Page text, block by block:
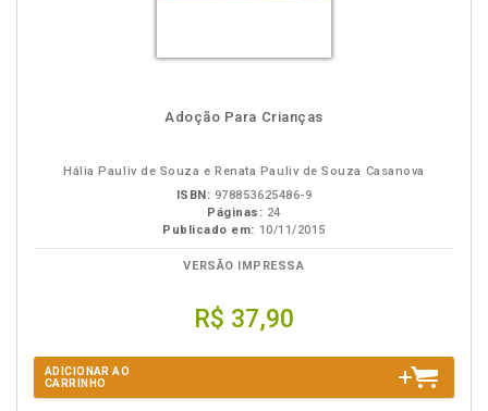
Adoção Para Crianças
Hália Pauliv de Souza e Renata Pauliv de Souza Casanova
ISBN: 978853625486-9
Páginas: 24
Publicado em: 10/11/2015
VERSÃO IMPRESSA
R$ 37,90
ADICIONAR AO
CARRINHO